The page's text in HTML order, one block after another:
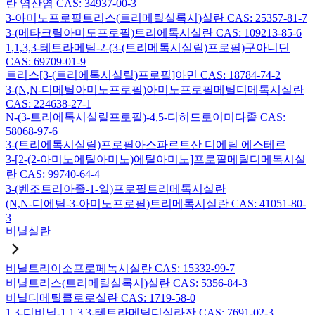
란 염산염 CAS: 34937-00-3
3-아미노프로필트리스(트리메틸실록시)실란 CAS: 25357-81-7
3-(메타크릴아미도프로필)트리에톡시실란 CAS: 109213-85-6
1,1,3,3-테트라메틸-2-(3-(트리메톡시실릴)프로필)구아니딘
CAS: 69709-01-9
트리스[3-(트리에톡시실릴)프로필]아민 CAS: 18784-74-2
3-(N,N-디메틸아미노프로필)아미노프로필메틸디메톡시실란
CAS: 224638-27-1
N-(3-트리에톡시실릴프로필)-4,5-디히드로이미다졸 CAS:
58068-97-6
3-(트리에톡시실릴)프로필아스파르트산 디에틸 에스테르
3-[2-(2-아미노에틸아미노)에틸아미노]프로필메틸디메톡시실
란 CAS: 99740-64-4
3-(벤조트리아졸-1-일)프로필트리메톡시실란
(N,N-디에틸-3-아미노프로필)트리메톡시실란 CAS: 41051-80-
3
비닐실란
비닐트리이소프로페녹시실란 CAS: 15332-99-7
비닐트리스(트리메틸실록시)실란 CAS: 5356-84-3
비닐디메틸클로로실란 CAS: 1719-58-0
1,3-디비닐-1,1,3,3-테트라메틸디실라잔 CAS: 7691-02-3